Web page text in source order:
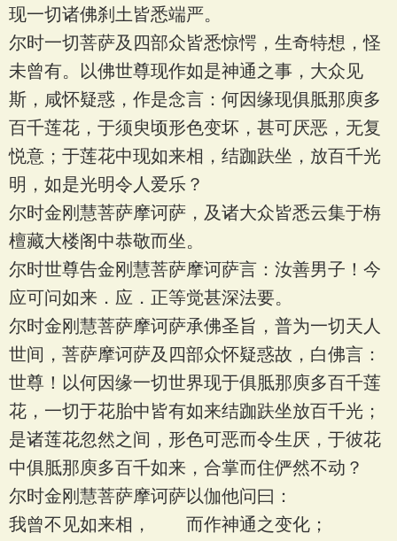
现一切诸佛刹土皆悉端严。
尔时一切菩萨及四部众皆悉惊愕，生奇特想，怪
未曾有。以佛世尊现作如是神通之事，大众见
斯，咸怀疑惑，作是念言：何因缘现俱胝那庾多
百千莲花，于须臾顷形色变坏，甚可厌恶，无复
悦意；于莲花中现如来相，结跏趺坐，放百千光
明，如是光明令人爱乐？
尔时金刚慧菩萨摩诃萨，及诸大众皆悉云集于栴
檀藏大楼阁中恭敬而坐。
尔时世尊告金刚慧菩萨摩诃萨言：汝善男子！今
应可问如来．应．正等觉甚深法要。
尔时金刚慧菩萨摩诃萨承佛圣旨，普为一切天人
世间，菩萨摩诃萨及四部众怀疑惑故，白佛言：
世尊！以何因缘一切世界现于俱胝那庾多百千莲
花，一切于花胎中皆有如来结跏趺坐放百千光；
是诸莲花忽然之间，形色可恶而令生厌，于彼花
中俱胝那庾多百千如来，合掌而住俨然不动？
尔时金刚慧菩萨摩诃萨以伽他问曰：
我曾不见如来相， 而作神通之变化；